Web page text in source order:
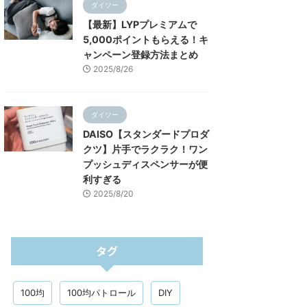
ダイソー
【最新】LYPプレミアムで
5,000ポイントもらえる！キ
ャンペーン登録方法まとめ
2025/8/26
ダイソー
DAISO【スタンダードプロダ
クツ】片手でラクラク！ワン
プッシュディスペンサーが便
利すぎる
2025/8/20
タグ
100均 100均パトロール DIY